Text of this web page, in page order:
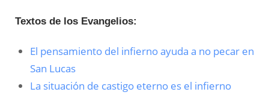
Textos de los Evangelios:
El pensamiento del infierno ayuda a no pecar en
San Lucas
La situación de castigo eterno es el infierno